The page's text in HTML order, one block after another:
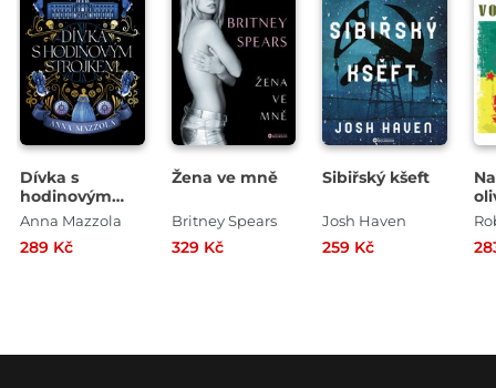
Dívka s
hodinovým
strojkem
Anna Mazzola
289 Kč
Žena ve mně
Britney Spears
329 Kč
Sibiřský kšeft
Josh Haven
259 Kč